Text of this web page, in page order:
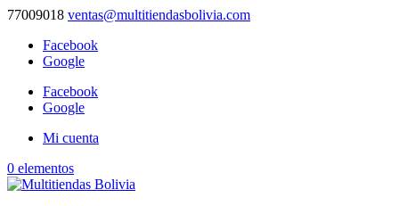
77009018 ventas@multitiendasbolivia.com
Facebook
Google
Facebook
Google
Mi cuenta
0 elementos